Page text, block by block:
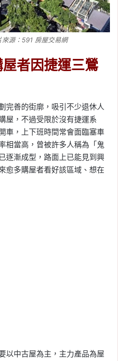
來源：591 房屋交易網
者因捷運三鶯
完善的街廓，吸引不少退休人
屋，不過受限於沒有捷運系
車，上下班時間常會面臨塞車
相當高，曾被許多人稱為「鬼
逐漸成型，路面上已能見到興
愈多購屋者看好該區域、想在
以中古屋為主，主力產品為屋